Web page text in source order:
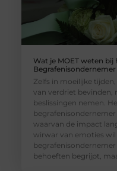
Wat je MOET weten bij
Zelfs in moeilijke
van verdriet
beslissingen nemen.
begrafenisondernemer
waarvan de impact
wirwar van emoties wil
begrafenisondernemer
behoeften begrijpt,